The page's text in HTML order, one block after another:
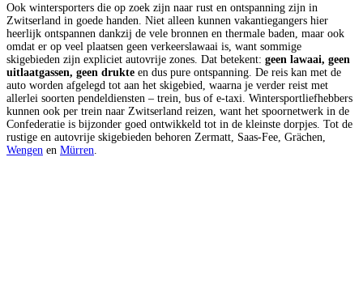
Ook wintersporters die op zoek zijn naar rust en ontspanning zijn in
Zwitserland in goede handen. Niet alleen kunnen vakantiegangers hier
heerlijk ontspannen dankzij de vele bronnen en thermale baden, maar ook
omdat er op veel plaatsen geen verkeerslawaai is, want sommige
skigebieden zijn expliciet autovrije zones. Dat betekent: geen lawaai, geen
uitlaatgassen, geen drukte en dus pure ontspanning. De reis kan met de
auto worden afgelegd tot aan het skigebied, waarna je verder reist met
allerlei soorten pendeldiensten – trein, bus of e-taxi. Wintersportliefhebbers
kunnen ook per trein naar Zwitserland reizen, want het spoornetwerk in de
Confederatie is bijzonder goed ontwikkeld tot in de kleinste dorpjes. Tot de
rustige en autovrije skigebieden behoren Zermatt, Saas-Fee, Grächen,
Wengen en Mürren